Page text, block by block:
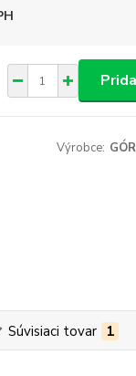
Výrobce:
Súvisiaci tovar 1